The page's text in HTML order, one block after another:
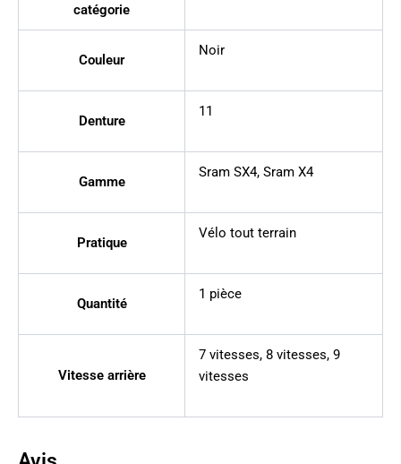
catégorie
Couleur
Noir
Denture
11
Gamme
Sram SX4, Sram X4
Pratique
Vélo tout terrain
Quantité
1 pièce
Vitesse arrière
7 vitesses, 8 vitesses, 9
vitesses